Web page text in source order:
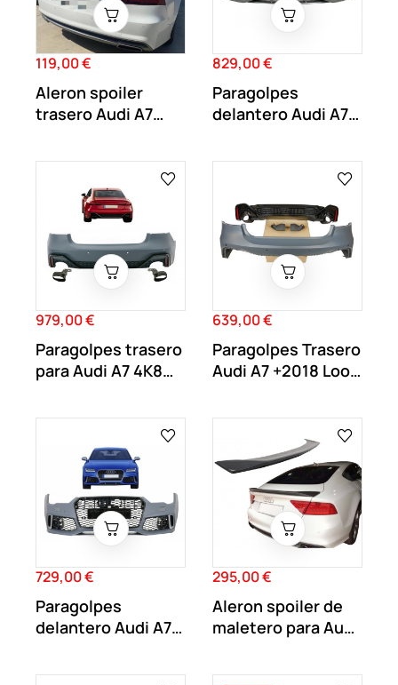
Precio
119,00 €
Aleron spoiler
trasero Audi A7
Precio
829,00 €
Paragolpes
delantero Audi A7
2018...
Precio
979,00 €
Paragolpes trasero
para Audi A7 4K8
Precio
639,00 €
Paragolpes Trasero
Audi A7 +2018 Look
Precio
729,00 €
Paragolpes
delantero Audi A7
2018...
Precio
295,00 €
Aleron spoiler de
maletero para Audi